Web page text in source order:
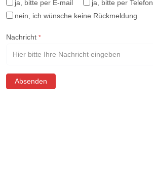
ja, bitte per E-mail
ja, bitte per Telefon
nein, ich wünsche keine Rückmeldung
Nachricht *
Absenden